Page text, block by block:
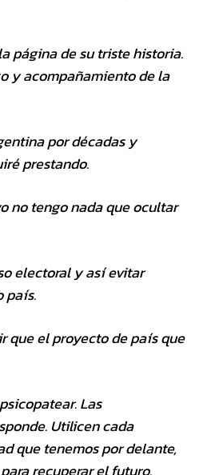
página de su triste historia.
y acompañamiento de la
por décadas y
prestando.
no tengo nada que ocultar
electoral y así evitar
país.
que el proyecto de país que
Las
Utilicen cada
que tenemos por delante,